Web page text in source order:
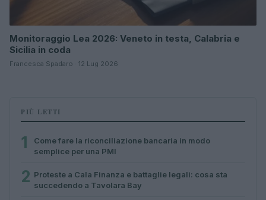
Monitoraggio Lea 2026: Veneto in testa, Calabria e
Sicilia in coda
Francesca Spadaro · 12 Lug 2026
PIÙ LETTI
1
Come fare la riconciliazione bancaria in modo
semplice per una PMI
2 Proteste a Cala Finanza e battaglie legali: cosa sta
succedendo a Tavolara Bay